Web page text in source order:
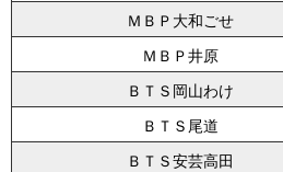
ＭＢＰ大和ごせ
ＭＢＰ井原
ＢＴＳ岡山わけ
ＢＴＳ尾道
ＢＴＳ安芸高田